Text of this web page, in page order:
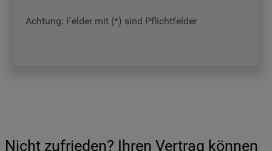
Achtung: Felder mit (*) sind Pflichtfelder
Nicht zufrieden? Ihren Vertrag können